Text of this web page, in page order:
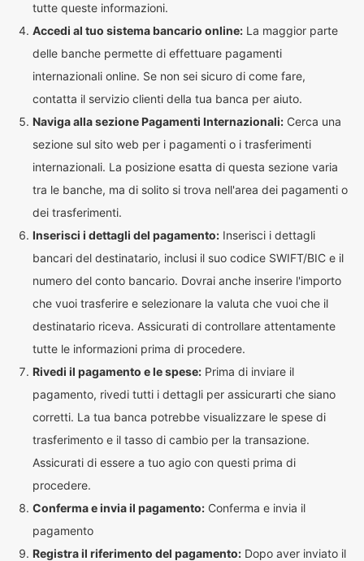
tutte queste informazioni.
Accedi al tuo sistema bancario online: La maggior parte
delle banche permette di effettuare pagamenti
internazionali online. Se non sei sicuro di come fare,
contatta il servizio clienti della tua banca per aiuto.
Naviga alla sezione Pagamenti Internazionali: Cerca una
sezione sul sito web per i pagamenti o i trasferimenti
internazionali. La posizione esatta di questa sezione varia
tra le banche, ma di solito si trova nell'area dei pagamenti o
dei trasferimenti.
Inserisci i dettagli del pagamento: Inserisci i dettagli
bancari del destinatario, inclusi il suo codice SWIFT/BIC e il
numero del conto bancario. Dovrai anche inserire l'importo
che vuoi trasferire e selezionare la valuta che vuoi che il
destinatario riceva. Assicurati di controllare attentamente
tutte le informazioni prima di procedere.
Rivedi il pagamento e le spese: Prima di inviare il
pagamento, rivedi tutti i dettagli per assicurarti che siano
corretti. La tua banca potrebbe visualizzare le spese di
trasferimento e il tasso di cambio per la transazione.
Assicurati di essere a tuo agio con questi prima di
procedere.
Conferma e invia il pagamento: Conferma e invia il
pagamento
Registra il riferimento del pagamento: Dopo aver inviato il